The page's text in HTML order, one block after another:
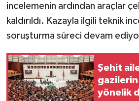
incelemenin ardından araçlar
kaldırıldı. Kazayla ilgili teknik
soruşturma süreci devam
Şehit
gazilerin
yönelik